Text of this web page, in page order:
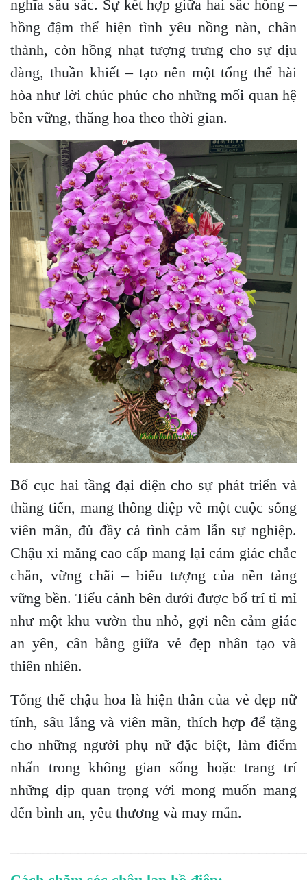
nghĩa sâu sắc. Sự kết hợp giữa hai sắc hồng –
hồng đậm thể hiện tình yêu nồng nàn, chân
thành, còn hồng nhạt tượng trưng cho sự dịu
dàng, thuần khiết – tạo nên một tổng thể hài
hòa như lời chúc phúc cho những mối quan hệ
bền vững, thăng hoa theo thời gian.
Bố cục hai tầng đại diện cho sự phát triển và
thăng tiến, mang thông điệp về một cuộc sống
viên mãn, đủ đầy cả tình cảm lẫn sự nghiệp.
Chậu xi măng cao cấp mang lại cảm giác chắc
chắn, vững chãi – biểu tượng của nền tảng
vững bền. Tiểu cảnh bên dưới được bố trí tỉ mỉ
như một khu vườn thu nhỏ, gợi nên cảm giác
an yên, cân bằng giữa vẻ đẹp nhân tạo và
thiên nhiên.
Tổng thể chậu hoa là hiện thân của vẻ đẹp nữ
tính, sâu lắng và viên mãn, thích hợp để tặng
cho những người phụ nữ đặc biệt, làm điểm
nhấn trong không gian sống hoặc trang trí
những dịp quan trọng với mong muốn mang
đến bình an, yêu thương và may mắn.